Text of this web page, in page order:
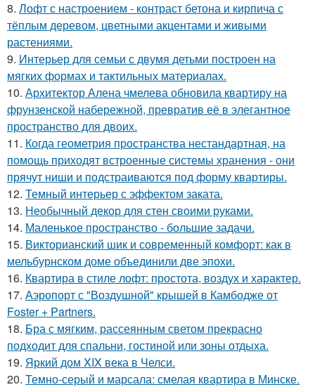
8. Лофт с настроением - контраст бетона и кирпича с
тёплым деревом, цветными акцентами и живыми
растениями.
9. Интерьер для семьи с двумя детьми построен на
мягких формах и тактильных материалах.
10. Архитектор Алена чмелева обновила квартиру на
фрунзенской набережной, превратив её в элегантное
пространство для двоих.
11. Когда геометрия пространства нестандартная, на
помощь приходят встроенные системы хранения - они
прячут ниши и подстраиваются под форму квартиры.
12. Темный интерьер с эффектом заката.
13. Необычный декор для стен своими руками.
14. Маленькое пространство - большие задачи.
15. Викторианский шик и современный комфорт: как в
мельбурнском доме объединили две эпохи.
16. Квартира в стиле лофт: простота, воздух и характер.
17. Аэропорт с "Воздушной" крышей в Камбодже от
Foster + Partners.
18. Бра с мягким, рассеянным светом прекрасно
подходит для спальни, гостиной или зоны отдыха.
19. Яркий дом XIX века в Челси.
20. Темно-серый и марсала: смелая квартира в Минске.